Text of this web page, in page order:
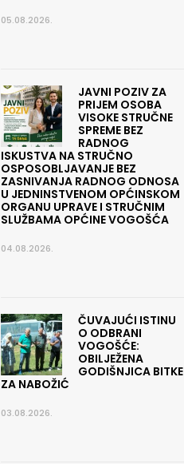
05.08.2026.
JAVNI POZIV ZA
PRIJEM OSOBA
VISOKE STRUČNE
SPREME BEZ
RADNOG
ISKUSTVA NA STRUČNO
OSPOSOBLJAVANJE BEZ
ZASNIVANJA RADNOG ODNOSA
U JEDNINSTVENOM OPĆINSKOM
ORGANU UPRAVE I STRUČNIM
SLUŽBAMA OPĆINE VOGOŠĆA
04.08.2026.
ČUVAJUĆI ISTINU
O ODBRANI
VOGOŠĆE:
OBILJEŽENA
GODIŠNJICA BITKE
ZA NABOŽIĆ
03.08.2026.